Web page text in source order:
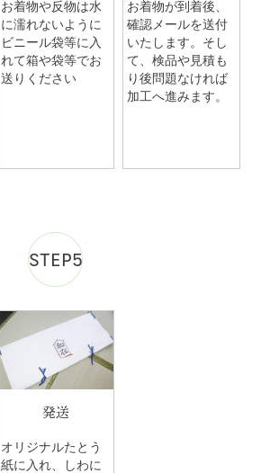
お着物や反物は水
に濡れないように
ビニール袋等に入
れて箱や袋等でお
送りください
お着物が到着後、
確認メールを送付
いたします。そし
て、検品や見積も
り後問題なければ
加工へ進みます。
STEP5
発送
オリジナルたとう
紙に入れ、しわに